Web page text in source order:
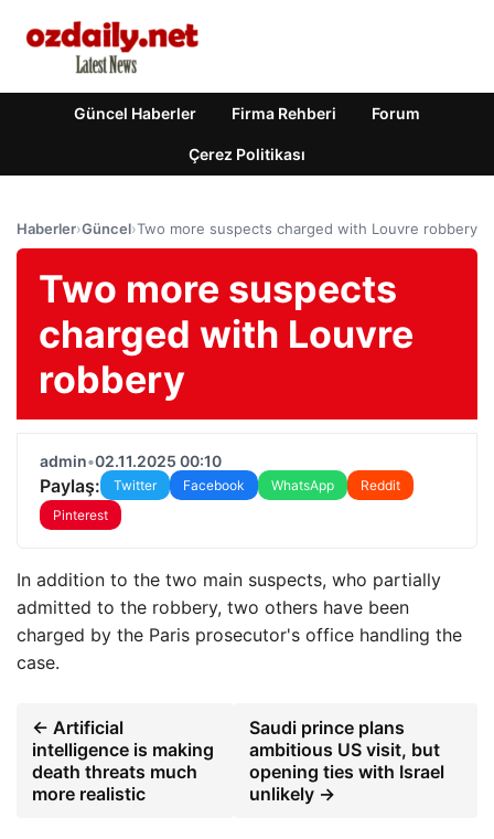
Güncel Haberler Firma Rehberi Forum
Çerez Politikası
Haberler›Güncel›Two more suspects charged with Louvre robbery
Two more suspects
charged with Louvre
robbery
admin•02.11.2025 00:10
Paylaş: Twitter Facebook WhatsApp
Reddit
Pinterest
In addition to the two main suspects, who partially
admitted to the robbery, two others have been
charged by the Paris prosecutor's office handling the
case.
← Artificial
intelligence is making
death threats much
more realistic
Saudi prince plans
ambitious US visit, but
opening ties with Israel
unlikely →